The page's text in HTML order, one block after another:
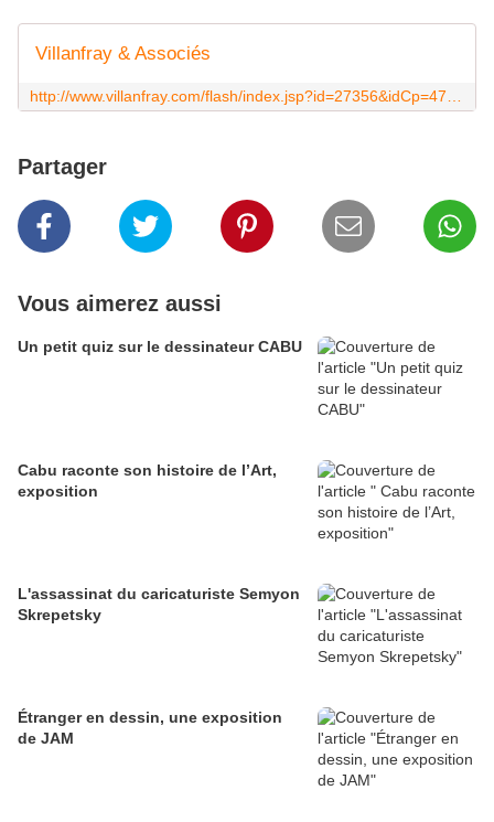
Villanfray & Associés
Partager
Vous aimerez aussi
Un petit quiz sur le dessinateur CABU
Cabu raconte son histoire de l’Art,
exposition
L'assassinat du caricaturiste Semyon
Skrepetsky
Étranger en dessin, une exposition
de JAM